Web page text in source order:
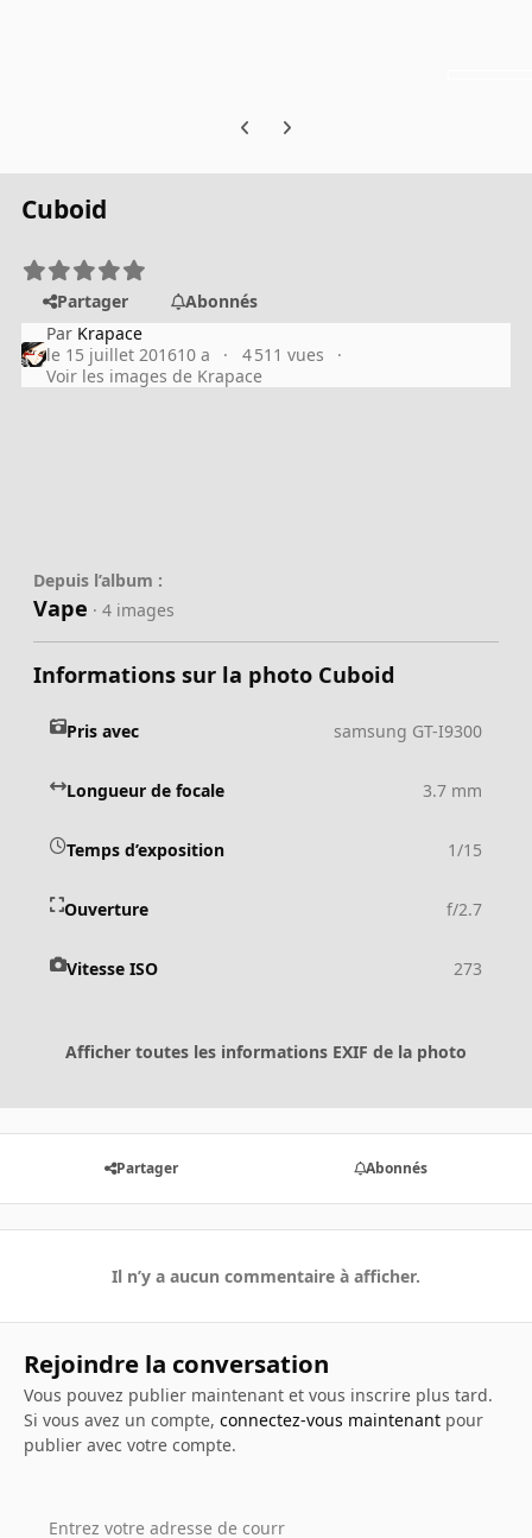
Previous carousel slide
Next carousel slide
Cuboid
Partager
Abonnés
Par Krapace
le 15 juillet 201610 a
4 511 vues
Voir les images de Krapace
Depuis l’album :
Vape · 4 images
Informations sur la photo Cuboid
Pris avec samsung GT-I9300
Longueur de focale 3.7 mm
Temps d’exposition 1/15
Ouverture f/2.7
Vitesse ISO 273
Afficher toutes les informations EXIF de la photo
Partager Abonnés
Il n’y a aucun commentaire à afficher.
Rejoindre la conversation
Vous pouvez publier maintenant et vous inscrire plus tard.
Si vous avez un compte, connectez-vous maintenantpour
publier avec votre compte.